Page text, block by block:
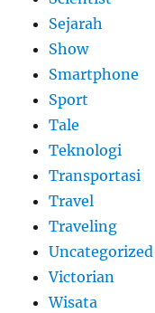
Sejarah
Show
Smartphone
Sport
Tale
Teknologi
Transportasi
Travel
Traveling
Uncategorized
Victorian
Wisata